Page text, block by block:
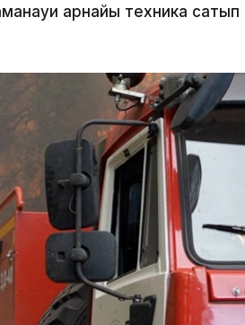
арнайы техника сатып